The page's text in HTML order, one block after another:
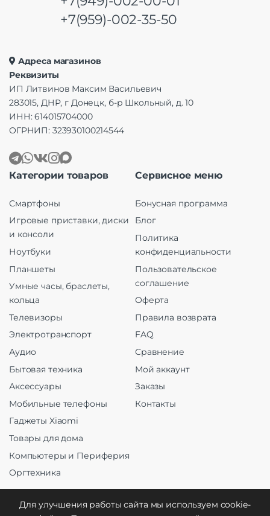
+7(959)-002-35-50
Адреса магазинов
Реквизиты
ИП Литвинов Максим Васильевич
283015, ДНР, г Донецк, б-р Школьный, д. 10
ИНН: 614015704000
ОГРНИП: 323930100214544
Категории товаров
Смартфоны
Игровые приставки, диски
и консоли
Ноутбуки
Планшеты
Умные часы, браслеты,
кольца
Телевизоры
Электротранспорт
Аудио
Бытовая техника
Аксессуары
Мобильные телефоны
Гаджеты Xiaomi
Товары для дома
Компьютеры и Периферия
Оргтехника
Сервисное меню
Бонусная программа
Блог
Политика
конфиденциальности
Пользовательское
соглашение
Оферта
Правила возврата
FAQ
Сравнение
Мой аккаунт
Заказы
Контакты
Для улучшения работы сайта мы используем cookie-